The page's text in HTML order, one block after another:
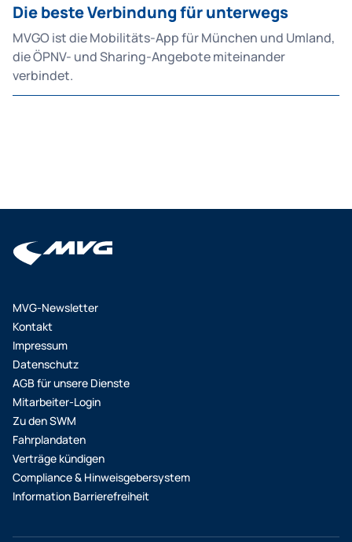
Die beste Verbindung für unterwegs
MVGO ist die Mobilitäts-App für München und Umland,
die ÖPNV- und Sharing-Angebote miteinander
verbindet.
MVG-Newsletter
Kontakt
Impressum
Datenschutz
AGB für unsere Dienste
Mitarbeiter-Login
Zu den SWM
Fahrplandaten
Verträge kündigen
Compliance & Hinweisgebersystem
Information Barrierefreiheit